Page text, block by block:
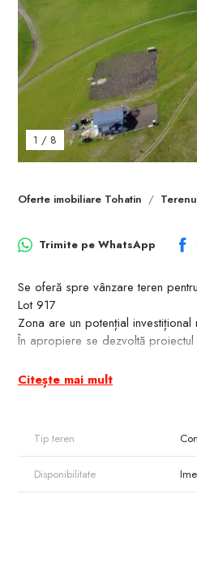
1 / 8
Oferte imobiliare Tohatin
Trimite pe WhatsApp
Se oferă spre vânzare teren
Lot 917
Zona are un potențial
În apropiere se dezvoltă
Avantaj important: sunt disponibile
Pentru dezvoltatori, aceasta
Detalii 079 000 362
Citește mai mult
Tip teren
Disponibilitate